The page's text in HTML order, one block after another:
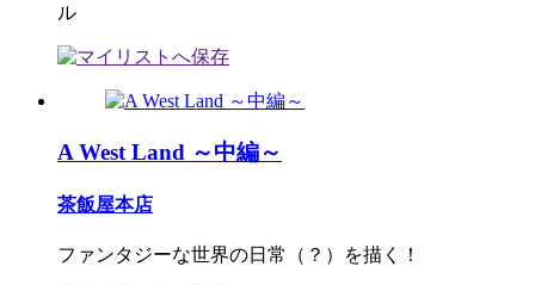
ル
A West Land ～中編～
茶飯屋本店
ファンタジーな世界の日常（？）を描く！